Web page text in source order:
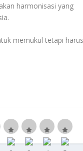
harmonisasi yang
memukul tetapi